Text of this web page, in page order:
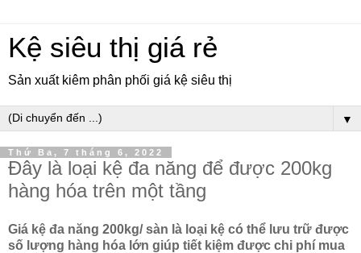
Kệ siêu thị giá rẻ
Sản xuất kiêm phân phối giá kệ siêu thị
▼
Thứ Ba, 7 tháng 6, 2022
Đây là loại kệ đa năng để được 200kg
hàng hóa trên một tầng
Giá kệ đa năng 200kg/ sàn là loại kệ có thể lưu trữ được
số lượng hàng hóa lớn giúp tiết kiệm được chi phí mua